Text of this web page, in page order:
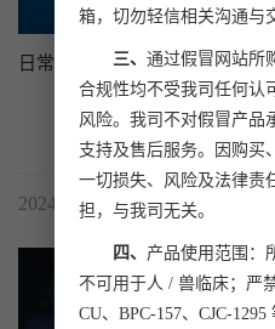
日常表达纯化蛋白，蛋白纯度
日常表达纯化蛋白时，蛋白纯
心蛋白纯度能否达到90%以上。
2024.11.07
箱，切勿轻信相关沟通与
三、 通过假冒网站所
合规性均不受我司任何认
风险。我司不对假冒产品
支持及售后服务。因购买
一切损失、风险及法律责
担，与我司无关。
四、 产品使用范围：
不可用于人 / 兽临床；严
CU、BPC-157、CJC-